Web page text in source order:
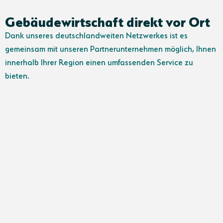
Gebäudewirtschaft direkt vor Ort
Dank unseres deutschlandweiten Netzwerkes ist es
gemeinsam mit unseren Partnerunternehmen möglich, Ihnen
innerhalb Ihrer Region einen umfassenden Service zu
bieten.